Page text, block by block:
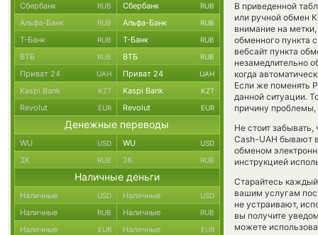
В приведенной
или ручной обмен
внимание на
обменного пункта
вебсайт пункта
незамедлительно
когда
Если же поменять
данной ситуации.
причину
Не стоит
Cash-UAH бывают
обменом
инструкцией
Старайтесь
вашим услугам
не устраивают,
вы получите
можете
Сбербанк RUB Сбербанк RUB
Альфа-Банк RUB Альфа-Банк RUB
Т-Банк RUB Т-Банк RUB
ВТБ RUB ВТБ RUB
Приват 24 UAH Приват 24 UAH
Kaspi Bank KZT Kaspi Bank KZT
Revolut EUR Revolut EUR
Денежные переводы
WU USD WU USD
ЗК RUB ЗК RUB
Наличные деньги
Наличные USD Наличные USD
Наличные RUB Наличные RUB
Наличные EUR Наличные EUR